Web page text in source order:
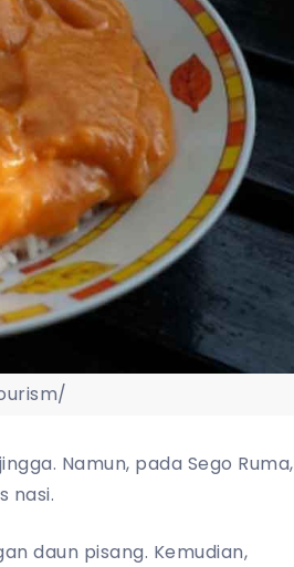
Namun, pada Sego Ruma,
nasi.
daun pisang. Kemudian,